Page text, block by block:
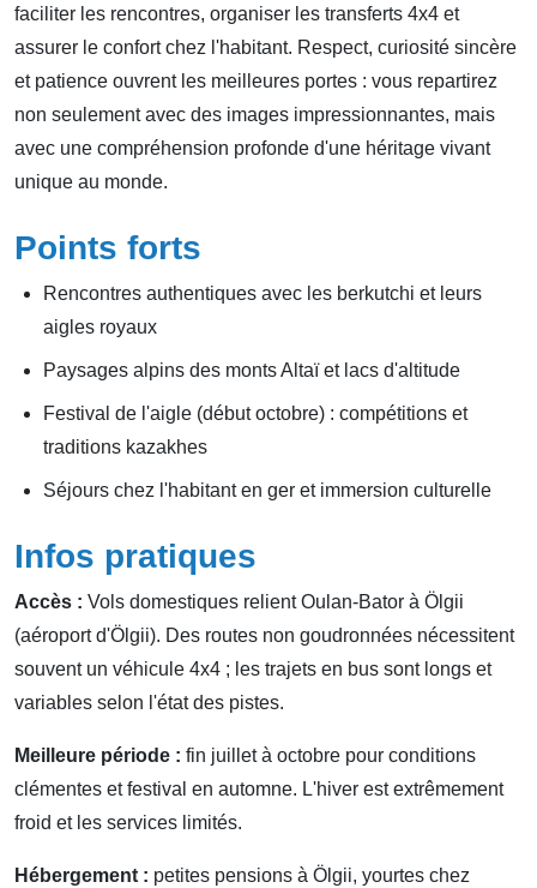
faciliter les rencontres, organiser les transferts 4x4 et
assurer le confort chez l'habitant. Respect, curiosité sincère
et patience ouvrent les meilleures portes : vous repartirez
non seulement avec des images impressionnantes, mais
avec une compréhension profonde d'une héritage vivant
unique au monde.
Points forts
Rencontres authentiques avec les berkutchi et leurs
aigles royaux
Paysages alpins des monts Altaï et lacs d'altitude
Festival de l'aigle (début octobre) : compétitions et
traditions kazakhes
Séjours chez l'habitant en ger et immersion culturelle
Infos pratiques
Accès : Vols domestiques relient Oulan-Bator à Ölgii
(aéroport d'Ölgii). Des routes non goudronnées nécessitent
souvent un véhicule 4x4 ; les trajets en bus sont longs et
variables selon l'état des pistes.
Meilleure période : fin juillet à octobre pour conditions
clémentes et festival en automne. L'hiver est extrêmement
froid et les services limités.
Hébergement : petites pensions à Ölgii, yourtes chez